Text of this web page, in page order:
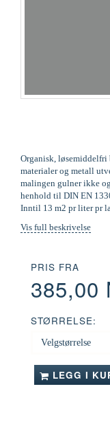
Organisk, løsemiddelfri
materialer og metall
malingen gulner ikke
henhold til DIN EN
Inntil 13 m2 pr liter pr
Vis full beskrivelse
PRIS FRA
385,00
STØRRELSE:
LEGG I